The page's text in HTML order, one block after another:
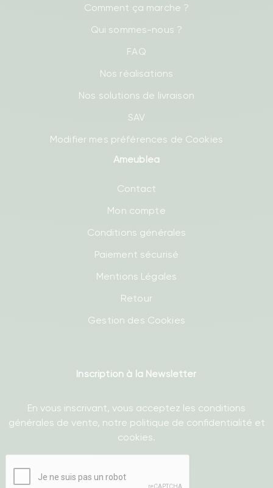
Comment ça marche ?
Qui sommes-nous ?
FAQ
Nos réalisations
Nos solutions de livraison
SAV
Modifier mes préférences de Cookies
Ameublea
Contact
Mon compte
Conditions générales
Paiement sécurisé
Mentions Légales
Retour
Gestion des Cookies
Inscription à la Newsletter
En vous inscrivant, vous acceptez les conditions
générales de vente, notre politique de confidentialité et
cookies.